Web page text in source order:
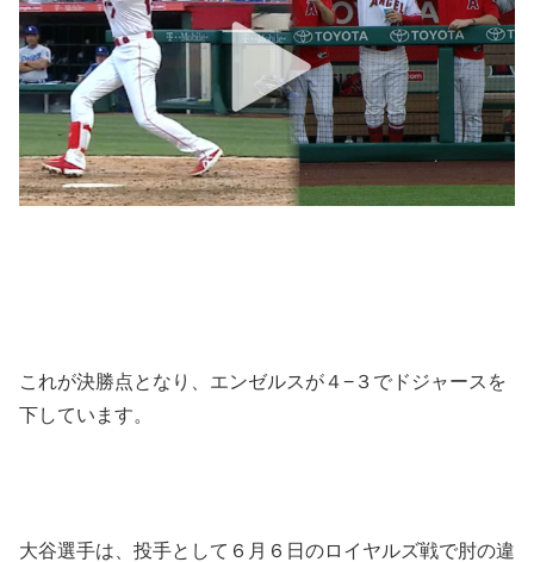
これが決勝点となり、エンゼルスが４−３でドジャースを
下しています。
大谷選手は、投手として６月６日のロイヤルズ戦で肘の違